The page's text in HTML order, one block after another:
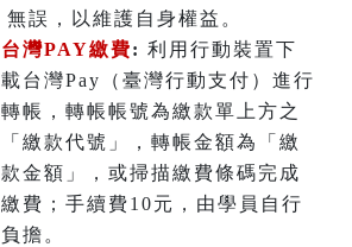
無誤，以維護自身權益。
台灣PAY繳費: 利用行動裝置下
載台灣Pay（臺灣行動支付）進行
轉帳，轉帳帳號為繳款單上方之
「繳款代號」，轉帳金額為「繳
款金額」，或掃描繳費條碼完成
繳費；手續費10元，由學員自行
負擔。